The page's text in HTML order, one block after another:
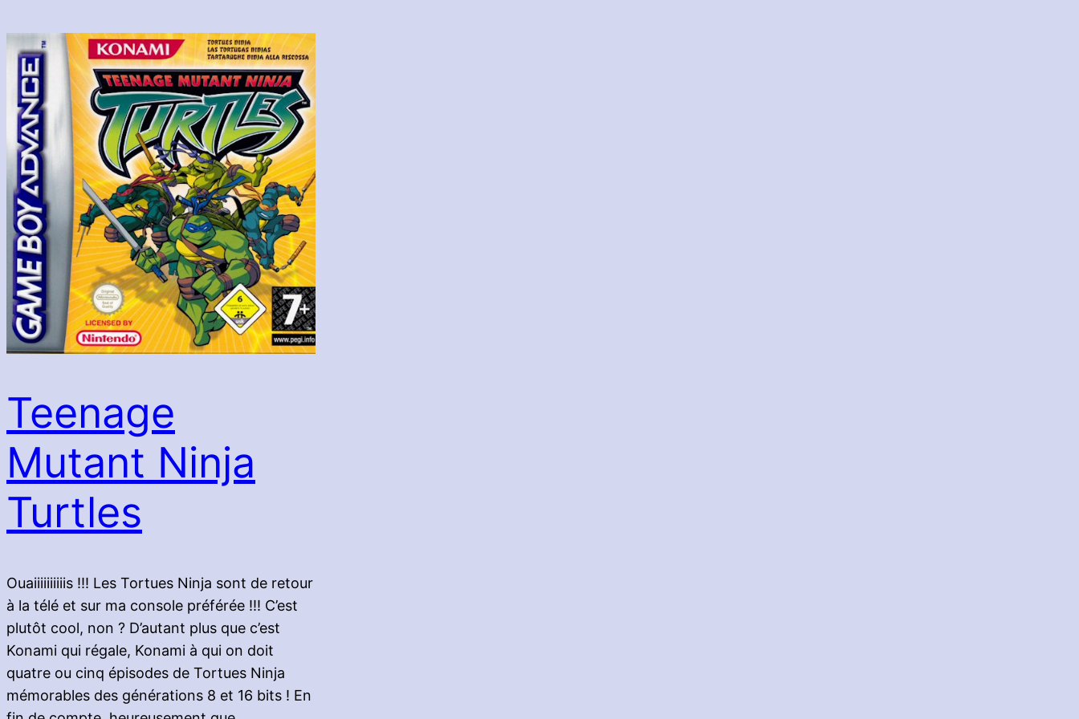
Teenage
Mutant Ninja
Turtles
Ouaiiiiiiiiiis !!! Les Tortues Ninja sont de retour
à la télé et sur ma console préférée !!! C’est
plutôt cool, non ? D’autant plus que c’est
Konami qui régale, Konami à qui on doit
quatre ou cinq épisodes de Tortues Ninja
mémorables des générations 8 et 16 bits ! En